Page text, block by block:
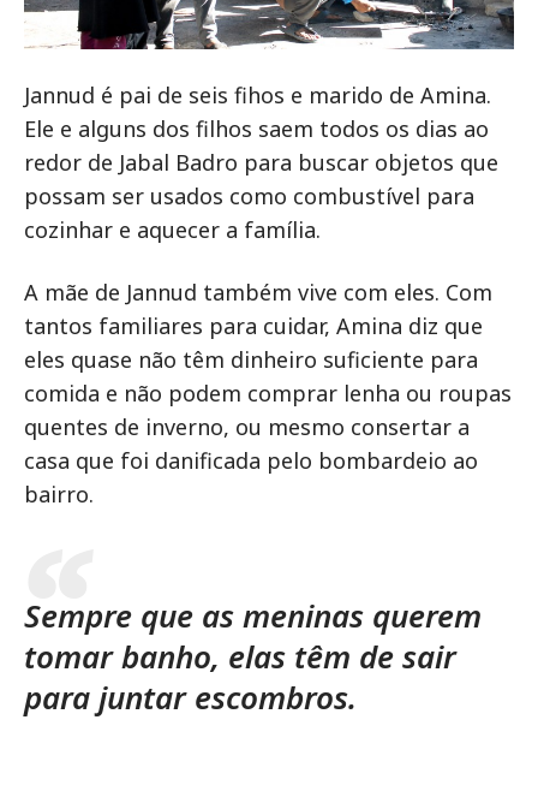
Jannud é pai de seis fihos e marido de Amina.
Ele e alguns dos filhos saem todos os dias ao
redor de Jabal Badro para buscar objetos que
possam ser usados como combustível para
cozinhar e aquecer a família.
A mãe de Jannud também vive com eles. Com
tantos familiares para cuidar, Amina diz que
eles quase não têm dinheiro suficiente para
comida e não podem comprar lenha ou roupas
quentes de inverno, ou mesmo consertar a
casa que foi danificada pelo bombardeio ao
bairro.
Sempre que as meninas querem
tomar banho, elas têm de sair
para juntar escombros.